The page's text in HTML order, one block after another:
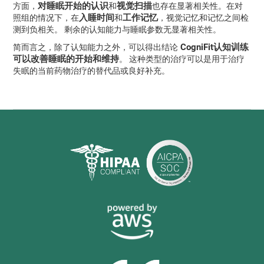
方面， 对睡眠开始的认识和视觉扫描也存在显著相关性。在对
照组的情况下，在入睡时间和工作记忆，视觉记忆和记忆之间检
测到负相关。 剩余的认知能力与睡眠参数无显著相关性。
简而言之，除了认知能力之外，可以得出结论 CogniFit认知训练
可以改善睡眠的开始和维持。 这种类型的治疗可以是用于治疗
失眠的当前药物治疗的替代品或良好补充。